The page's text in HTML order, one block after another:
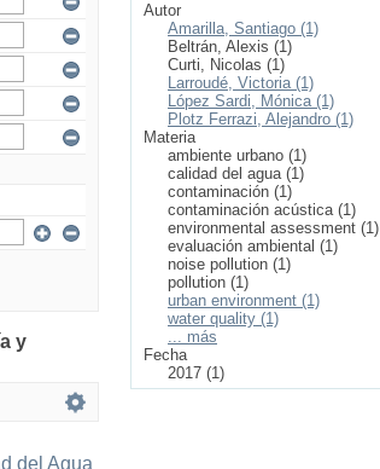
y
del Agua
Autor
Amarilla, Santiago (1)
Beltrán, Alexis (1)
Curti, Nicolas (1)
Larroudé, Victoria (1)
López Sardi, Mónica (1)
Plotz Ferrazi, Alejandro (1)
Materia
ambiente urbano (1)
calidad del agua (1)
contaminación (1)
contaminación acústica (1)
environmental assessment (1)
evaluación ambiental (1)
noise pollution (1)
pollution (1)
urban environment (1)
water quality (1)
... más
Fecha
2017 (1)